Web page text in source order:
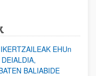
EHUn
BALIABIDE